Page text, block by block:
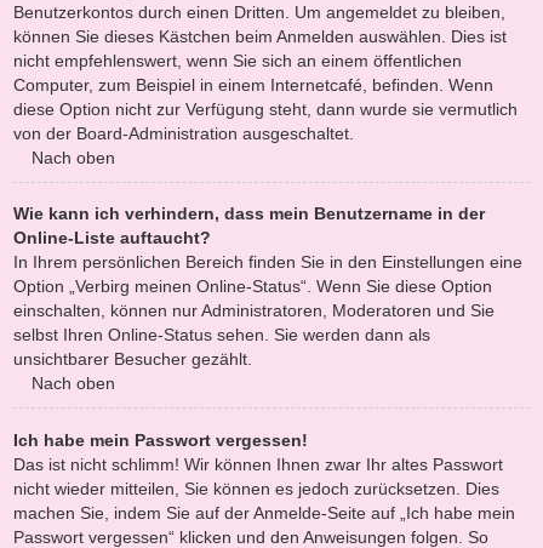
Benutzerkontos durch einen Dritten. Um angemeldet zu bleiben,
können Sie dieses Kästchen beim Anmelden auswählen. Dies ist
nicht empfehlenswert, wenn Sie sich an einem öffentlichen
Computer, zum Beispiel in einem Internetcafé, befinden. Wenn
diese Option nicht zur Verfügung steht, dann wurde sie vermutlich
von der Board-Administration ausgeschaltet.
Nach oben
Wie kann ich verhindern, dass mein Benutzername in der
Online-Liste auftaucht?
In Ihrem persönlichen Bereich finden Sie in den Einstellungen eine
Option „Verbirg meinen Online-Status“. Wenn Sie diese Option
einschalten, können nur Administratoren, Moderatoren und Sie
selbst Ihren Online-Status sehen. Sie werden dann als
unsichtbarer Besucher gezählt.
Nach oben
Ich habe mein Passwort vergessen!
Das ist nicht schlimm! Wir können Ihnen zwar Ihr altes Passwort
nicht wieder mitteilen, Sie können es jedoch zurücksetzen. Dies
machen Sie, indem Sie auf der Anmelde-Seite auf „Ich habe mein
Passwort vergessen“ klicken und den Anweisungen folgen. So